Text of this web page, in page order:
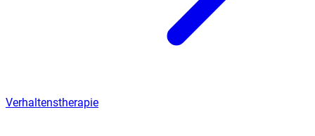
Verhaltenstherapie